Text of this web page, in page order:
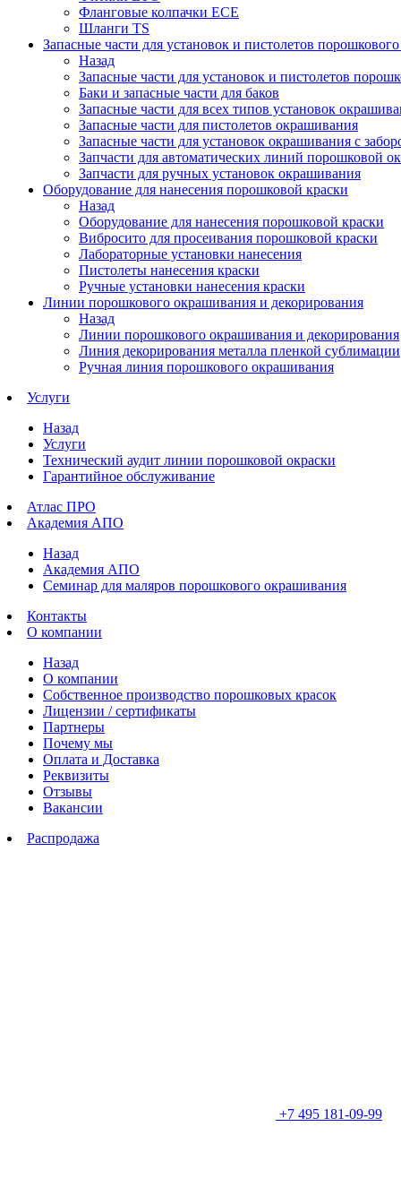
Фланговые колпачки ECE
Шланги TS
Запасные части для установок и пистолетов
Назад
Запасные части для установок и пистолетов
Баки и запасные части для баков
Запасные части для всех типов установок
Запасные части для пистолетов окрашивания
Запасные части для установок окрашивания с
Запчасти для автоматических линий порошковой
Запчасти для ручных установок окрашивания
Оборудование для нанесения порошковой краски
Назад
Оборудование для нанесения порошковой краски
Вибросито для просеивания порошковой краски
Лабораторные установки нанесения
Пистолеты нанесения краски
Ручные установки нанесения краски
Линии порошкового окрашивания и декорирования
Назад
Линии порошкового окрашивания и декорирования
Линия декорирования металла пленкой сублимации
Ручная линия порошкового окрашивания
Услуги
Назад
Услуги
Технический аудит линии порошковой окраски
Гарантийное обслуживание
Атлас ПРО
Академия АПО
Назад
Академия АПО
Семинар для маляров порошкового окрашивания
Контакты
О компании
Назад
О компании
Собственное производство порошковых красок
Лицензии / сертификаты
Партнеры
Почему мы
Оплата и Доставка
Реквизиты
Отзывы
Вакансии
Распродажа
+7 495 181-09-99